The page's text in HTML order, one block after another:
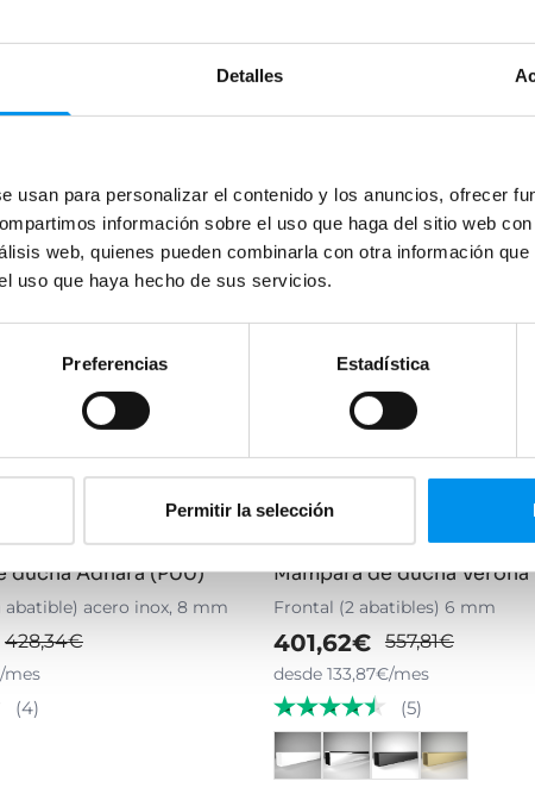
Detalles
usan para personalizar el contenido y los anuncios, ofrecer
información sobre el uso que haga del sitio web
web, quienes pueden combinarla con otra información
uso que haya hecho de sus servicios.
Preferencias Estadística
Permitir la selección
Vista rápida
ducha Adhara (P00)
abatible) acero inox, 8 mm
428,34€
mes
(4)
28%
Mampara de ducha Verona
Frontal (2 abatibles) 6 mm
401,62€ 557,81€
desde 133,87€/mes
(5)